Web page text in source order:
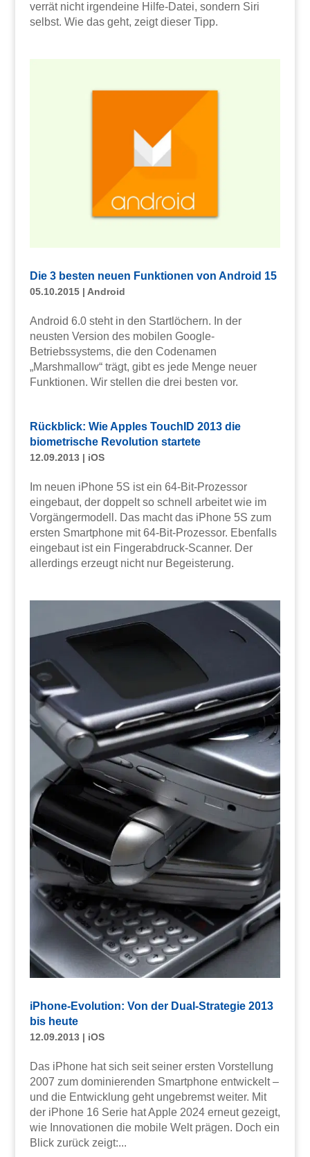
verrät nicht irgendeine Hilfe-Datei, sondern Siri
selbst. Wie das geht, zeigt dieser Tipp.
Die 3 besten neuen Funktionen von Android 15
05.10.2015| Android
Android 6.0 steht in den Startlöchern. In der
neusten Version des mobilen Google-
Betriebssystems, die den Codenamen
„Marshmallow“ trägt, gibt es jede Menge neuer
Funktionen. Wir stellen die drei besten vor.
Rückblick: Wie Apples TouchID 2013 die
biometrische Revolution startete
12.09.2013| iOS
Im neuen iPhone 5S ist ein 64-Bit-Prozessor
eingebaut, der doppelt so schnell arbeitet wie im
Vorgängermodell. Das macht das iPhone 5S zum
ersten Smartphone mit 64-Bit-Prozessor. Ebenfalls
eingebaut ist ein Fingerabdruck-Scanner. Der
allerdings erzeugt nicht nur Begeisterung.
iPhone-Evolution: Von der Dual-Strategie 2013
bis heute
12.09.2013| iOS
Das iPhone hat sich seit seiner ersten Vorstellung
2007 zum dominierenden Smartphone entwickelt –
und die Entwicklung geht ungebremst weiter. Mit
der iPhone 16 Serie hat Apple 2024 erneut gezeigt,
wie Innovationen die mobile Welt prägen. Doch ein
Blick zurück zeigt:...